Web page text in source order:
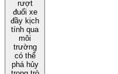
rượt
đuổi xe
đầy kịch
tính qua
môi
trường
có thể
phá hủy